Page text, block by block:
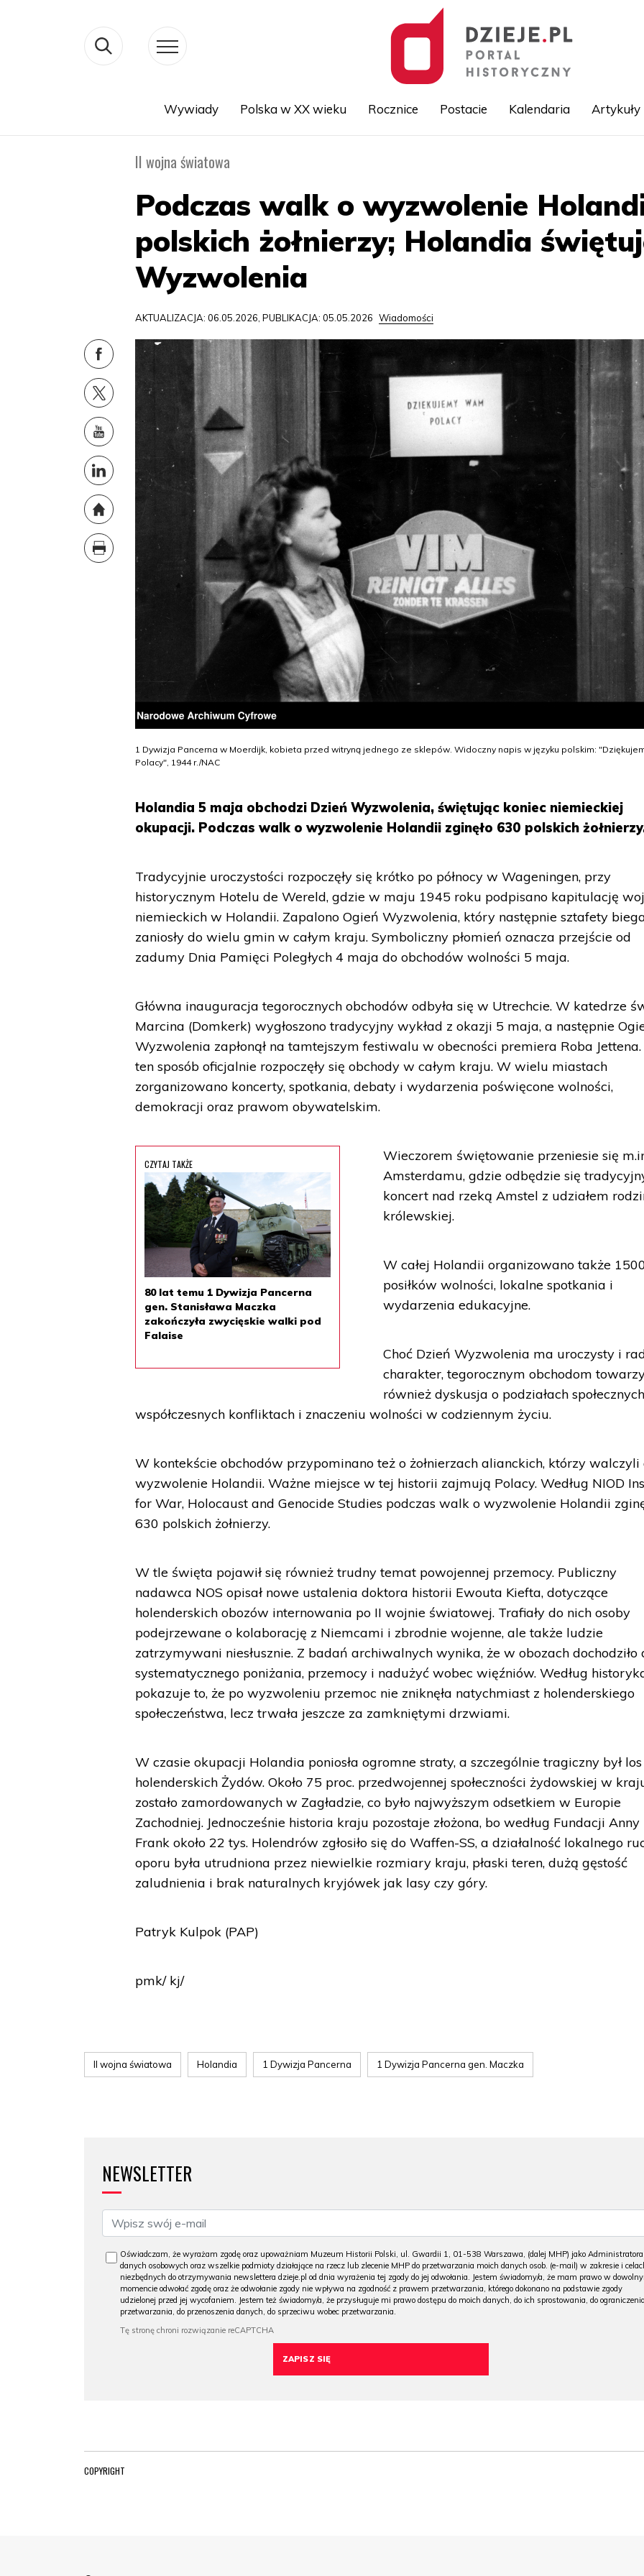
treści
Wywiady Polska w XX wieku Rocznice Postacie Kalendaria Artykuły
II wojna światowa
Podczas walk o wyzwolenie
polskich żołnierzy; Holandia
Wyzwolenia
AKTUALIZACJA: 06.05.2026, PUBLIKACJA: 05.05.2026 Wiadomości
1 Dywizja Pancerna w Moerdijk, kobieta przed witryną jednego ze sklepów. Widoczny napis w języku polskim:
Polacy", 1944 r./NAC
Holandia 5 maja obchodzi Dzień Wyzwolenia, świętując koniec niemieckiej
okupacji. Podczas walk o wyzwolenie Holandii zginęło 630 polskich
Tradycyjnie uroczystości rozpoczęły się krótko po północy w Wageningen, przy
historycznym Hotelu de Wereld, gdzie w maju 1945 roku podpisano kapitulację
niemieckich w Holandii. Zapalono Ogień Wyzwolenia, który następnie sztafety
zaniosły do wielu gmin w całym kraju. Symboliczny płomień oznacza przejście od
zadumy Dnia Pamięci Poległych 4 maja do obchodów wolności 5 maja.
Główna inauguracja tegorocznych obchodów odbyła się w Utrechcie. W katedrze
Marcina (Domkerk) wygłoszono tradycyjny wykład z okazji 5 maja, a następnie
Wyzwolenia zapłonął na tamtejszym festiwalu w obecności premiera Roba
ten sposób oficjalnie rozpoczęły się obchody w całym kraju. W wielu miastach
zorganizowano koncerty, spotkania, debaty i wydarzenia poświęcone wolności,
demokracji oraz prawom obywatelskim.
CZYTAJ TAKŻE
80 lat temu 1 Dywizja Pancerna
gen. Stanisława Maczka
zakończyła zwycięskie walki pod
Falaise
Wieczorem świętowanie przeniesie się
Amsterdamu, gdzie odbędzie się
koncert nad rzeką Amstel z udziałem
królewskiej.
W całej Holandii organizowano także
posiłków wolności, lokalne spotkania i
wydarzenia edukacyjne.
Choć Dzień Wyzwolenia ma uroczysty i
charakter, tegorocznym obchodom
również dyskusja o podziałach
współczesnych konfliktach i znaczeniu wolności w codziennym życiu.
W kontekście obchodów przypominano też o żołnierzach alianckich, którzy walczyli
wyzwolenie Holandii. Ważne miejsce w tej historii zajmują Polacy. Według NIOD
for War, Holocaust and Genocide Studies podczas walk o wyzwolenie Holandii
630 polskich żołnierzy.
W tle święta pojawił się również trudny temat powojennej przemocy. Publiczny
nadawca NOS opisał nowe ustalenia doktora historii Ewouta Kiefta, dotyczące
holenderskich obozów internowania po II wojnie światowej. Trafiały do nich osoby
podejrzewane o kolaborację z Niemcami i zbrodnie wojenne, ale także ludzie
zatrzymywani niesłusznie. Z badań archiwalnych wynika, że w obozach dochodziło
systematycznego poniżania, przemocy i nadużyć wobec więźniów. Według
pokazuje to, że po wyzwoleniu przemoc nie zniknęła natychmiast z holenderskiego
społeczeństwa, lecz trwała jeszcze za zamkniętymi drzwiami.
W czasie okupacji Holandia poniosła ogromne straty, a szczególnie tragiczny był los
holenderskich Żydów. Około 75 proc. przedwojennej społeczności żydowskiej w
zostało zamordowanych w Zagładzie, co było najwyższym odsetkiem w Europie
Zachodniej. Jednocześnie historia kraju pozostaje złożona, bo według Fundacji Anny
Frank około 22 tys. Holendrów zgłosiło się do Waffen-SS, a działalność lokalnego
oporu była utrudniona przez niewielkie rozmiary kraju, płaski teren, dużą gęstość
zaludnienia i brak naturalnych kryjówek jak lasy czy góry.
Patryk Kulpok (PAP)
pmk/ kj/
II wojna światowa Holandia 1 Dywizja Pancerna 1 Dywizja Pancerna gen. Maczka
NEWSLETTER
Oświadczam, że wyrażam zgodę oraz upoważniam Muzeum Historii Polski, ul. Gwardii 1, 01-538 Warszawa, (dalej MHP) jako Administratora
danych osobowych oraz wszelkie podmioty działające na rzecz lub zlecenie MHP do przetwarzania moich danych osob. (e-mail) w zakresie i
niezbędnych do otrzymywania newslettera dzieje.pl od dnia wyrażenia tej zgody do jej odwołania. Jestem świadomy/a, że mam prawo w
momencie odwołać zgodę oraz że odwołanie zgody nie wpływa na zgodność z prawem przetwarzania, którego dokonano na podstawie zgody
udzielonej przed jej wycofaniem. Jestem też świadomy/a, że przysługuje mi prawo dostępu do moich danych, do ich sprostowania, do ograniczenia
przetwarzania, do przenoszenia danych, do sprzeciwu wobec przetwarzania.
COPYRIGHT